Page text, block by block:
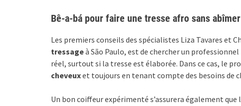
Bê-a-bá pour faire une tresse afro sans
Les premiers conseils des spécialistes Liza Tavares et
tressageà São Paulo, est de chercher un
réel, surtout si la tresse est élaborée. Dans ce cas, le
cheveuxet toujours en tenant compte des besoins de
Un bon coiffeur expérimenté s’assurera également que